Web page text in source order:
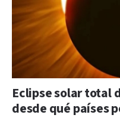
Eclipse solar total
desde qué países